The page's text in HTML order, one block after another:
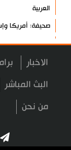
العربية
صحيفة: أمريكا
هيئة الحشد
مسقط: مفاوضات
إسلام آباد
ذو القدر: مضيق
حرس الثورة: فتح
إيجئي: نقدر جهود
الاخبار
البث المباشر
من نحن